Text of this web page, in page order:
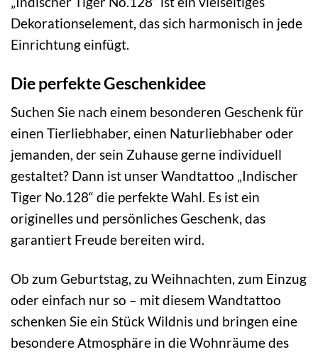
Dekorationselement, das sich harmonisch in jede
Einrichtung einfügt.
Die perfekte Geschenkidee
Suchen Sie nach einem besonderen Geschenk für
einen Tierliebhaber, einen Naturliebhaber oder
jemanden, der sein Zuhause gerne individuell
gestaltet? Dann ist unser Wandtattoo „Indischer
Tiger No.128“ die perfekte Wahl. Es ist ein
originelles und persönliches Geschenk, das
garantiert Freude bereiten wird.
Ob zum Geburtstag, zu Weihnachten, zum Einzug
oder einfach nur so – mit diesem Wandtattoo
schenken Sie ein Stück Wildnis und bringen eine
besondere Atmosphäre in die Wohnräume des